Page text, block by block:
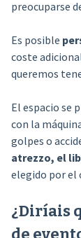
preocuparse
Es posible
coste
queremos
El espacio se
con la
golpes o
atrezzo, el
elegido por el
¿Diríais
de